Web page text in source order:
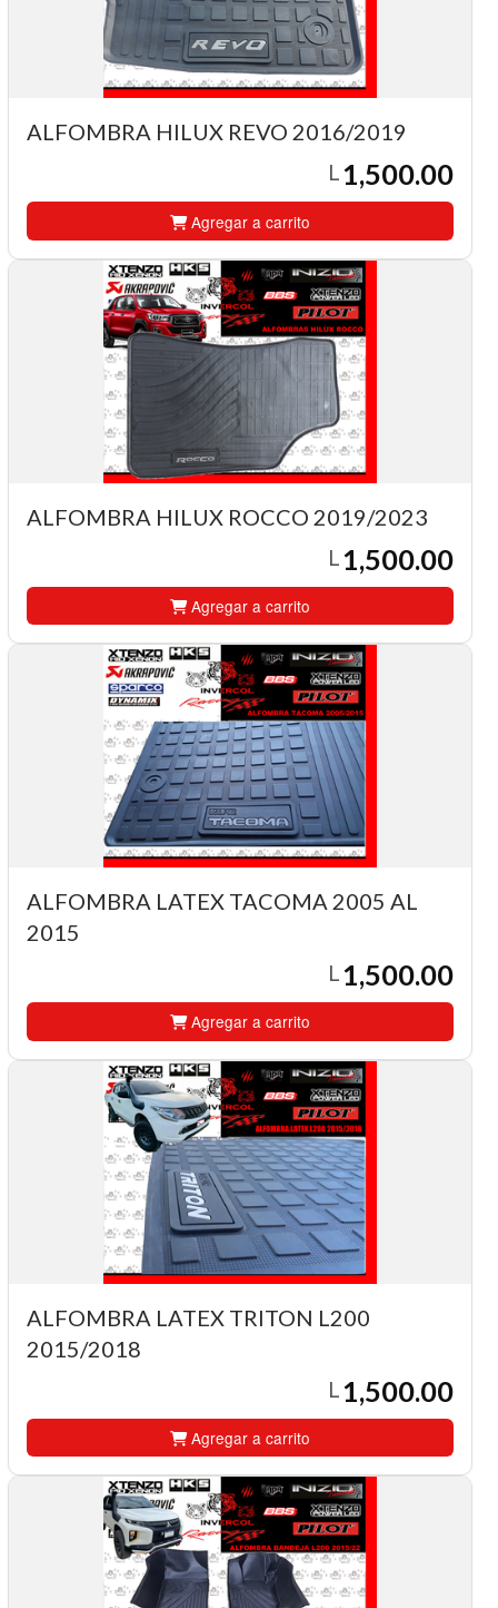
ALFOMBRA HILUX REVO 2016/2019
L1,500.00
Agregar a carrito
ALFOMBRA HILUX ROCCO 2019/2023
L1,500.00
Agregar a carrito
ALFOMBRA LATEX TACOMA 2005 AL
2015
L1,500.00
Agregar a carrito
ALFOMBRA LATEX TRITON L200
2015/2018
L 1,500.00
Agregar a carrito